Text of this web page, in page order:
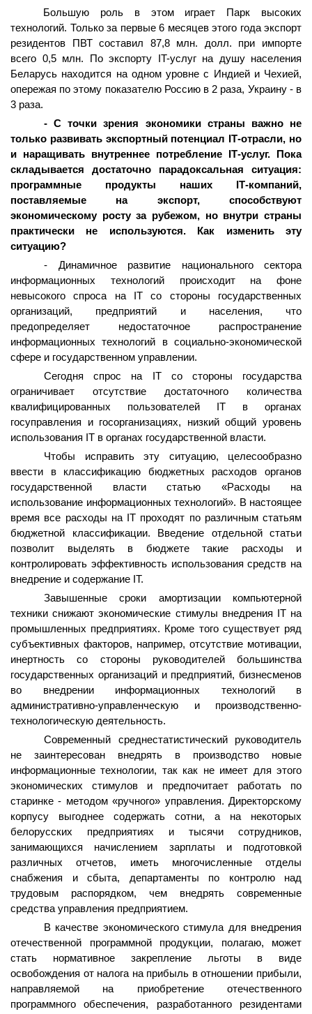
Большую роль в этом играет Парк высоких
технологий. Только за первые 6 месяцев этого года экспорт
резидентов ПВТ составил 87,8 млн. долл. при импорте
всего 0,5 млн. По экспорту IT-услуг на душу населения
Беларусь находится на одном уровне с Индией и Чехией,
опережая по этому показателю Россию в 2 раза, Украину - в
3 раза.
- С точки зрения экономики страны важно не
только развивать экспортный потенциал IТ-отрасли, но
и наращивать внутреннее потребление IТ-услуг. Пока
складывается достаточно парадоксальная ситуация:
программные продукты наших IТ-компаний,
поставляемые на экспорт, способствуют
экономическому росту за рубежом, но внутри страны
практически не используются. Как изменить эту
ситуацию?
- Динамичное развитие национального сектора
информационных технологий происходит на фоне
невысокого спроса на IТ со стороны государственных
организаций, предприятий и населения, что
предопределяет недостаточное распространение
информационных технологий в социально-экономической
сфере и государственном управлении.
Сегодня спрос на IТ со стороны государства
ограничивает отсутствие достаточного количества
квалифицированных пользователей IТ в органах
госуправления и госорганизациях, низкий общий уровень
использования IТ в органах государственной власти.
Чтобы исправить эту ситуацию, целесообразно
ввести в классификацию бюджетных расходов органов
государственной власти статью «Расходы на
использование информационных технологий». В настоящее
время все расходы на IТ проходят по различным статьям
бюджетной классификации. Введение отдельной статьи
позволит выделять в бюджете такие расходы и
контролировать эффективность использования средств на
внедрение и содержание IТ.
Завышенные сроки амортизации компьютерной
техники снижают экономические стимулы внедрения IТ на
промышленных предприятиях. Кроме того существует ряд
субъективных факторов, например, отсутствие мотивации,
инертность со стороны руководителей большинства
государственных организаций и предприятий, бизнесменов
во внедрении информационных технологий в
административно-управленческую и производственно-
технологическую деятельность.
Современный среднестатистический руководитель
не заинтересован внедрять в производство новые
информационные технологии, так как не имеет для этого
экономических стимулов и предпочитает работать по
старинке - методом «ручного» управления. Директорскому
корпусу выгоднее содержать сотни, а на некоторых
белорусских предприятиях и тысячи сотрудников,
занимающихся начислением зарплаты и подготовкой
различных отчетов, иметь многочисленные отделы
снабжения и сбыта, департаменты по контролю над
трудовым распорядком, чем внедрять современные
средства управления предприятием.
В качестве экономического стимула для внедрения
отечественной программной продукции, полагаю, может
стать нормативное закрепление льготы в виде
освобождения от налога на прибыль в отношении прибыли,
направляемой на приобретение отечественного
программного обеспечения, разработанного резидентами